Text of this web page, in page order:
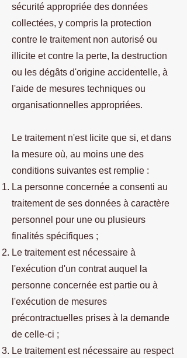
sécurité appropriée des données
collectées, y compris la protection
contre le traitement non autorisé ou
illicite et contre la perte, la destruction
ou les dégâts d'origine accidentelle, à
l'aide de mesures techniques ou
organisationnelles appropriées.
Le traitement n'est licite que si, et dans
la mesure où, au moins une des
conditions suivantes est remplie :
La personne concernée a consenti au
traitement de ses données à caractère
personnel pour une ou plusieurs
finalités spécifiques ;
Le traitement est nécessaire à
l'exécution d'un contrat auquel la
personne concernée est partie ou à
l'exécution de mesures
précontractuelles prises à la demande
de celle-ci ;
Le traitement est nécessaire au respect